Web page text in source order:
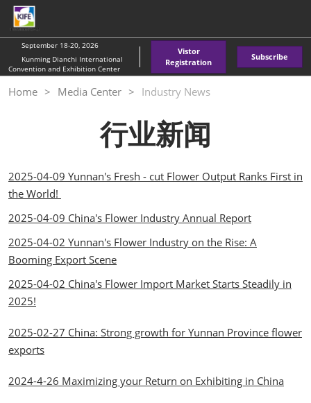
Skip
to
content
September 18-20, 2026
Kunming Dianchi International
Convention and Exhibition Center
Vistor
Registration
Subscribe
Home Media Center Industry News
行业新闻
2025-04-09 Yunnan's Fresh - cut Flower Output Ranks First in
the World!
2025-04-09 China's Flower Industry Annual Report
2025-04-02 Yunnan's Flower Industry on the Rise: A
Booming Export Scene
2025-04-02 China's Flower Import Market Starts Steadily in
2025!
2025-02-27 China: Strong growth for Yunnan Province flower
exports
2024-4-26 Maximizing your Return on Exhibiting in China